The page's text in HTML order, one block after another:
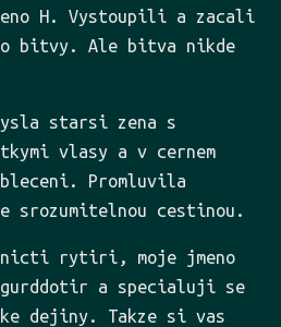
H. Vystoupili a zacali
bitvy. Ale bitva nikde
starsi zena s
vlasy a v cernem
Promluvila
srozumitelnou cestinou.
rytiri, moje jmeno
a specialuji se
dejiny. Takze si vas